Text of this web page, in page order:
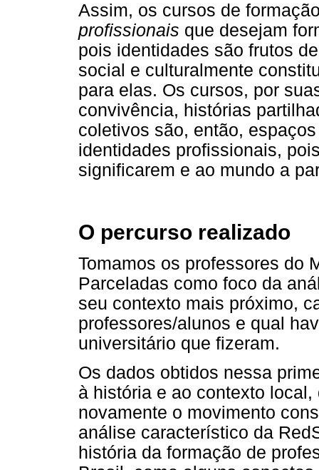
Assim, os cursos de
profissionais que desejam
pois identidades são frutos
social e culturalmente
para elas. Os cursos, por
convivência, histórias
coletivos são, então,
identidades profissionais,
significarem e ao mundo a
O percurso realizado
Tomamos os professores do
Parceladas como foco da
seu contexto mais próximo,
professores/alunos e qual
universitário que fizeram.
Os dados obtidos nessa
à história e ao contexto
novamente o movimento
análise característico da
história da formação de